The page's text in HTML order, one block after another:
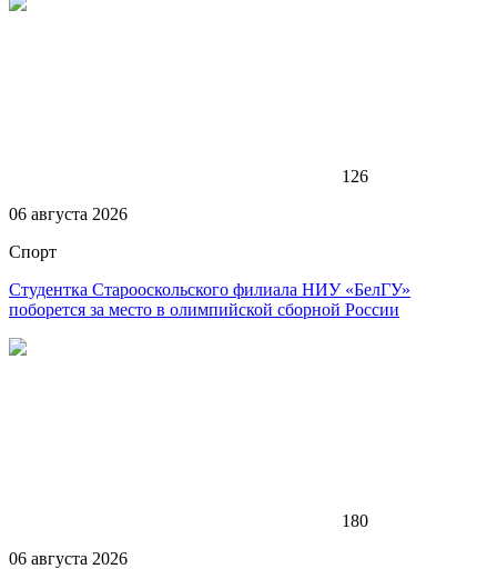
126
06 августа 2026
Спорт
Студентка Старооскольского филиала НИУ «БелГУ»
поборется за место в олимпийской сборной России
180
06 августа 2026